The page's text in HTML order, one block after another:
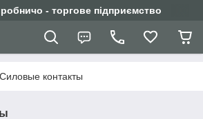
- торгове підприємство
Силовые контакты